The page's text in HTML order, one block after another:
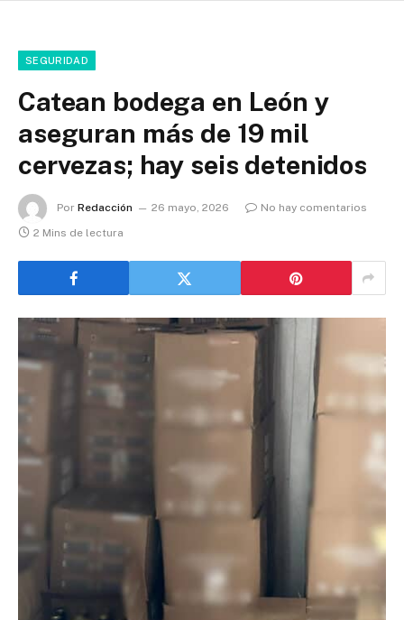
SEGURIDAD
Catean bodega en León y
aseguran más de 19 mil
cervezas; hay seis detenidos
Por Redacción 26 mayo, 2026
No hay comentarios
2 Mins de lectura